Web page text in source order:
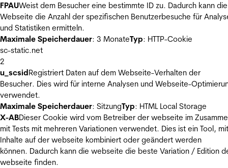
FPAUWeist dem Besucher eine bestimmte ID zu. Dadurch kann die
Webseite die Anzahl der spezifischen Benutzerbesuche für
und Statistiken ermitteln.
Maximale Speicherdauer: 3 MonateTyp: HTTP-Cookie
sc-static.net
2
u_scsidRegistriert Daten auf dem Webseite-Verhalten der
Besucher. Dies wird für interne Analysen und Webseite-
verwendet.
Maximale Speicherdauer: SitzungTyp: HTML Local Storage
X-ABDieser Cookie wird vom Betreiber der webseite im
mit Tests mit mehreren Variationen verwendet. Dies ist ein Tool,
Inhalte auf der webseite kombiniert oder geändert werden
können. Dadurch kann die webseite die beste Variation / Edition
webseite finden.